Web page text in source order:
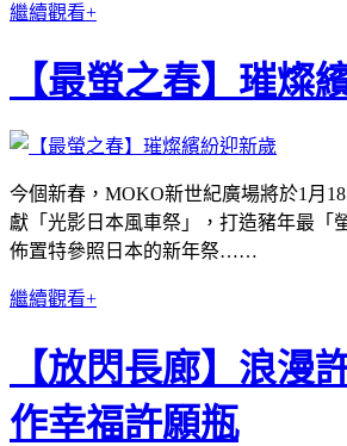
繼續觀看+
【最螢之春】璀燦
今個新春，MOKO新世紀廣場將於1月
獻「光影日本風車祭」，打造豬年最「
佈置特參照日本的新年祭……
繼續觀看+
【放閃長廊】浪漫
作幸福許願瓶